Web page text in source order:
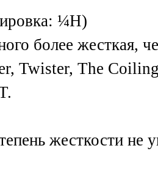
¼H)
более жесткая,
Twister, The
жесткости не